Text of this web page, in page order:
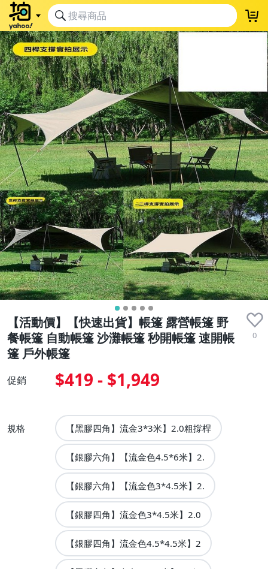
【活動價】【快速出貨】帳篷 露營帳篷 野
餐帳篷 自動帳篷 沙灘帳篷 秒開帳篷 速開帳
篷 戶外帳篷
0
促銷 $419 - $1,949
規格 【黑膠四角】流金3*3米】2.0粗撐桿
【銀膠六角】【流金色4.5*6米】2.
【銀膠六角】【流金色3*4.5米】2.
【銀膠四角】流金色3*4.5米】2.0
【銀膠四角】流金色4.5*4.5米】2